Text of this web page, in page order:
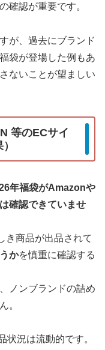
確認が重要です。
が、過去にブランド
袋が登場した例もあ
ないことが望ましい
等のECサイ
年福袋がAmazonや
確認できていませ
き商品が出品されて
かを慎重に確認する
ノンブランドの詰め
。
状況は流動的です。